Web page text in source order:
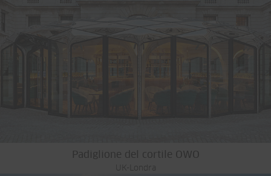
Padiglione del cortile OWO
UK-Londra